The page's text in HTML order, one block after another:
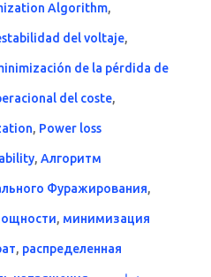
Algorithm,
del voltaje,
de la pérdida de
del coste,
, Power loss
, Алгоритм
Фуражирования,
, минимизация
, распределенная